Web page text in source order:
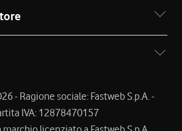
- Ragione sociale: Fastweb S.p.A. -
IVA: 12878470157